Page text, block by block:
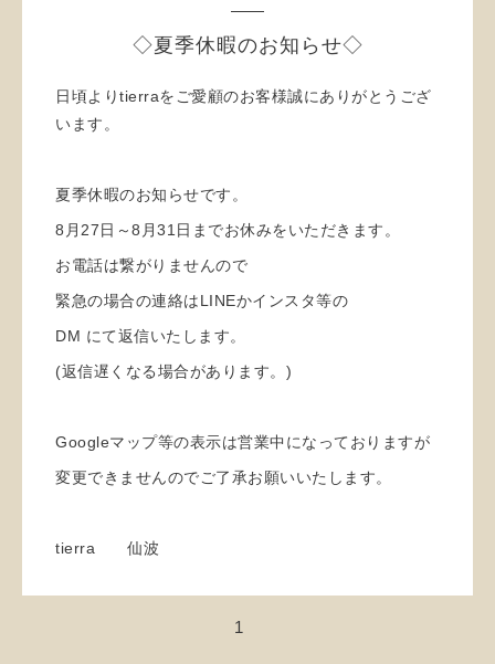
◇夏季休暇のお知らせ◇
日頃よりtierraをご愛顧のお客様誠にありがとうござ
います。
夏季休暇のお知らせです。
8月27日～8月31日までお休みをいただきます。
お電話は繋がりませんので
緊急の場合の連絡はLINEかインスタ等の
DM にて返信いたします。
(返信遅くなる場合があります。)
Googleマップ等の表示は営業中になっておりますが
変更できませんのでご了承お願いいたします。
tierra 仙波
1